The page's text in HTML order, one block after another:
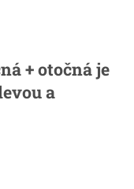
+ otočná je
a